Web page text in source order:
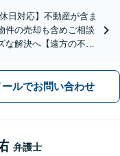
日対応】不動産が含ま
件の売却も含めご相談
解決へ【遠方の不動
ールでお問い合わせ
弁護士